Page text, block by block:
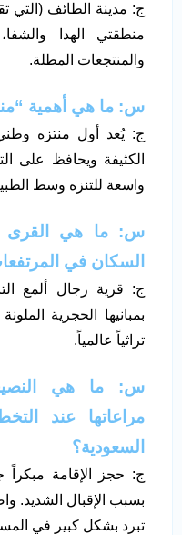
ج: مدينة الطائف (التي
منطقتي الهدا
والمنتجعات المطلة.
س: ما هي أهمية
ج: يُعد أول منتزه
الكثيفة ويحافظ على
واسعة للتنزه وسط
س: ما هي القرى
السكان في
ج: قرية رجال ألمع
بمبانيها الحجرية
تراثياً عالمياً.
س: ما هي
مراعاتها عند
السعودية؟
ج: حجز الإقامة مبكراً
بسبب الإقبال الشديد.
تبرد بشكل كبير في